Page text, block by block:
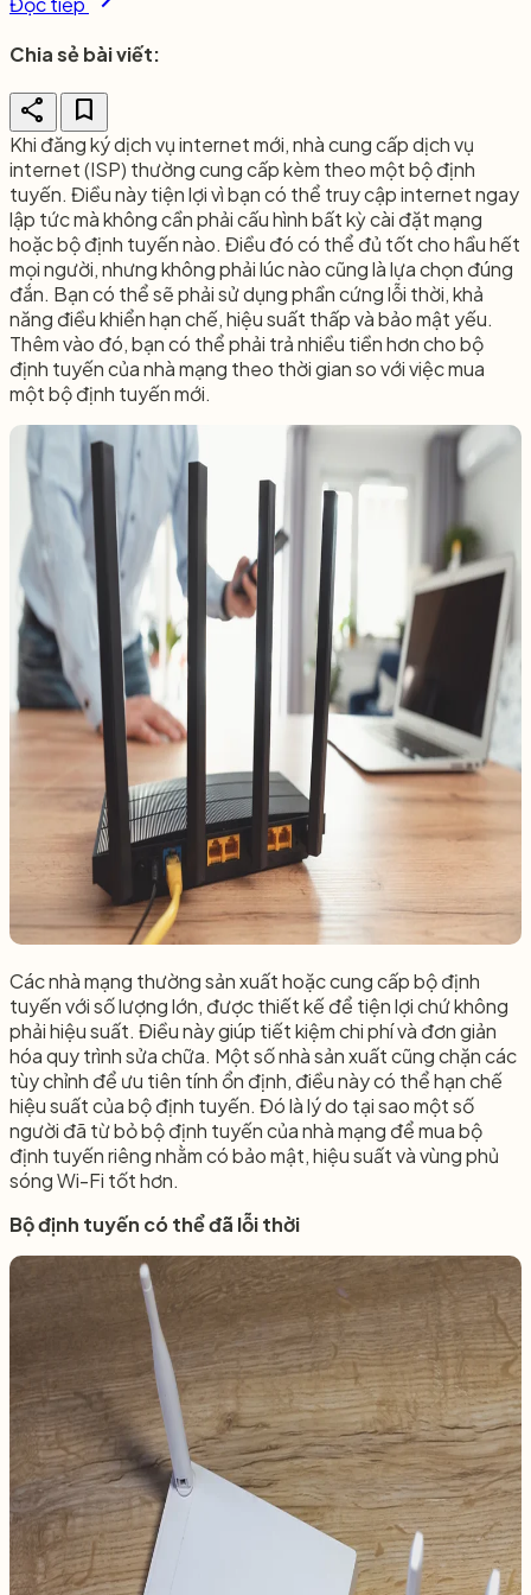
Chia sẻ bài viết:
share bookmark
Khi đăng ký dịch vụ internet mới, nhà cung cấp dịch vụ
internet (ISP) thường cung cấp kèm theo một bộ định
tuyến. Điều này tiện lợi vì bạn có thể truy cập internet ngay
lập tức mà không cần phải cấu hình bất kỳ cài đặt mạng
hoặc bộ định tuyến nào. Điều đó có thể đủ tốt cho hầu hết
mọi người, nhưng không phải lúc nào cũng là lựa chọn đúng
đắn. Bạn có thể sẽ phải sử dụng phần cứng lỗi thời, khả
năng điều khiển hạn chế, hiệu suất thấp và bảo mật yếu.
Thêm vào đó, bạn có thể phải trả nhiều tiền hơn cho bộ
định tuyến của nhà mạng theo thời gian so với việc mua
một bộ định tuyến mới.
Các nhà mạng thường sản xuất hoặc cung cấp bộ định
tuyến với số lượng lớn, được thiết kế để tiện lợi chứ không
phải hiệu suất. Điều này giúp tiết kiệm chi phí và đơn giản
hóa quy trình sửa chữa. Một số nhà sản xuất cũng chặn các
tùy chỉnh để ưu tiên tính ổn định, điều này có thể hạn chế
hiệu suất của bộ định tuyến. Đó là lý do tại sao một số
người đã từ bỏ bộ định tuyến của nhà mạng để mua bộ
định tuyến riêng nhằm có bảo mật, hiệu suất và vùng phủ
sóng Wi-Fi tốt hơn.
Bộ định tuyến có thể đã lỗi thời